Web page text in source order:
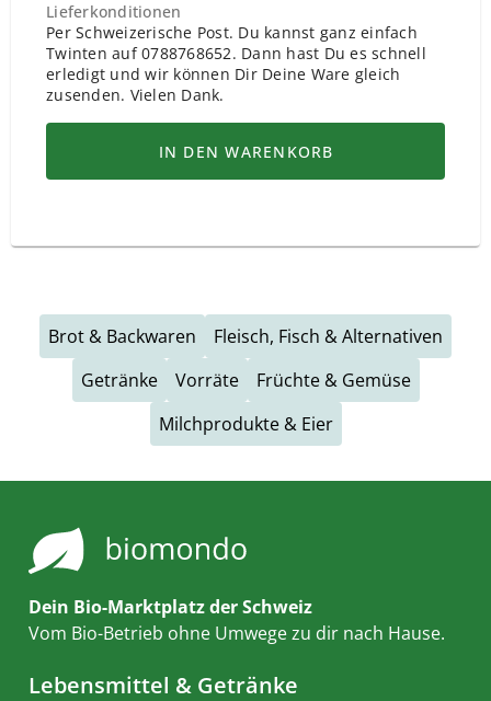
Lieferkonditionen
Per Schweizerische Post. Du kannst ganz einfach
Twinten auf 0788768652. Dann hast Du es schnell
erledigt und wir können Dir Deine Ware gleich
zusenden. Vielen Dank.
IN DEN WARENKORB
Brot & Backwaren
Fleisch, Fisch & Alternativen
Getränke
Vorräte
Früchte & Gemüse
Milchprodukte & Eier
Dein Bio-Marktplatz der Schweiz
Vom Bio-Betrieb ohne Umwege zu dir nach Hause.
Lebensmittel & Getränke